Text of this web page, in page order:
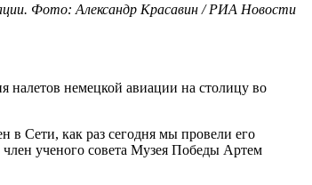
Фото: Александр Красавин / РИА Новости
налетов немецкой авиации на столицу во
в Сети, как раз сегодня мы провели его
ученого совета Музея Победы Артем